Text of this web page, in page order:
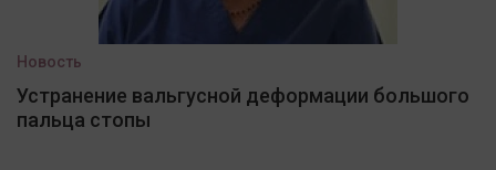
Новость
Устранение вальгусной деформации большого
пальца стопы